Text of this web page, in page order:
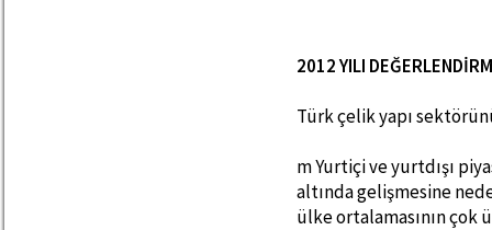
2012 YILI
Türk çelik yapı
m Yurtiçi ve yurtdışı
altında gelişmesine
ülke ortalamasının